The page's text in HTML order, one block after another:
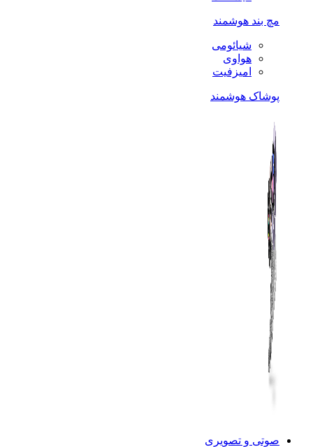
مچ بند هوشمند
شیائومی
هواوی
امیزفیت
پوشاک هوشمند
صوتی و تصویری